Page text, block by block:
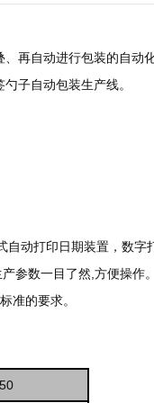
再自动进行包装的自动
子自动包装生产线。
动打印日期装置，数字
参数一目了然,方便操作。
准的要求。